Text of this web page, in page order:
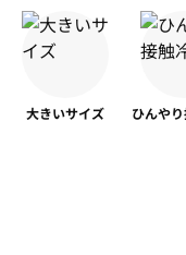
大きいサイズ ひんやり